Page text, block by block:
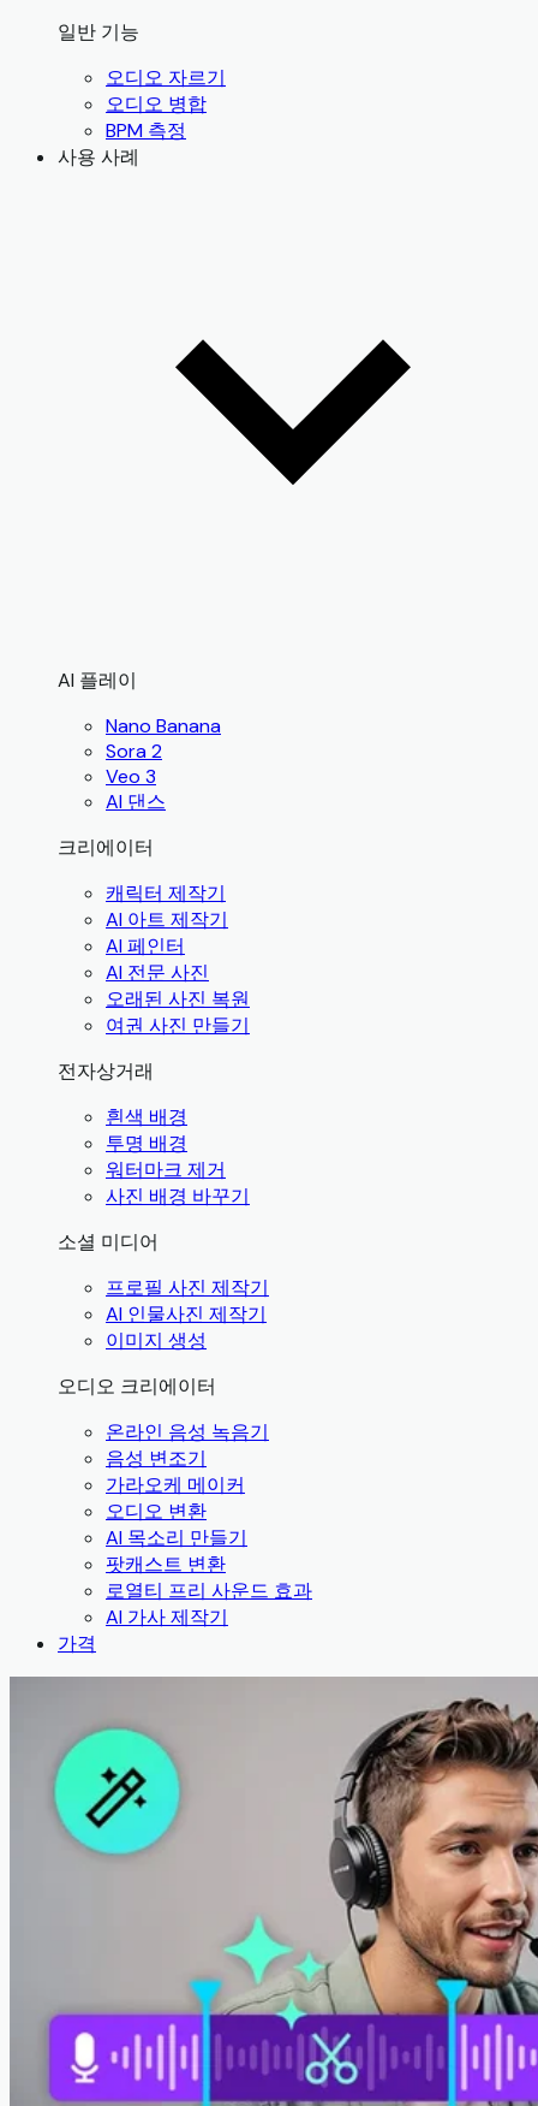
일반 기능
오디오 자르기
오디오 병합
BPM 측정
사용 사례
AI 플레이
Nano Banana
Sora 2
Veo 3
AI 댄스
크리에이터
캐릭터 제작기
AI 아트 제작기
AI 페인터
AI 전문 사진
오래된 사진 복원
여권 사진 만들기
전자상거래
흰색 배경
투명 배경
워터마크 제거
사진 배경 바꾸기
소셜 미디어
프로필 사진 제작기
AI 인물사진 제작기
이미지 생성
오디오 크리에이터
온라인 음성 녹음기
음성 변조기
가라오케 메이커
오디오 변환
AI 목소리 만들기
팟캐스트 변환
로열티 프리 사운드 효과
AI 가사 제작기
가격